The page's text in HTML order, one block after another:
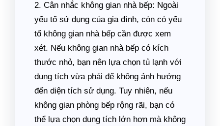
2. Cân nhắc không gian nhà bếp: Ngoài
yếu tố sử dụng của gia đình, còn có yếu
tố không gian nhà bếp cần được xem
xét. Nếu không gian nhà bếp có kích
thước nhỏ, bạn nên lựa chọn tủ lạnh với
dung tích vừa phải để không ảnh hưởng
đến diện tích sử dụng. Tuy nhiên, nếu
không gian phòng bếp rộng rãi, bạn có
thể lựa chọn dung tích lớn hơn mà không